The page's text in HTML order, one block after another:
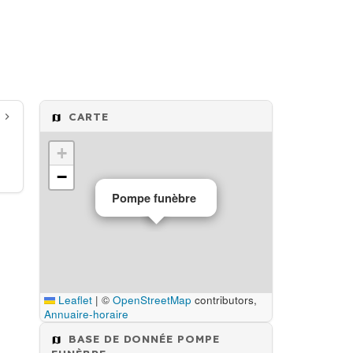
CARTE
Pompe funèbre
+
−
Leaflet | © OpenStreetMap contributors,
Annuaire-horaire
BASE DE DONNÉE POMPE